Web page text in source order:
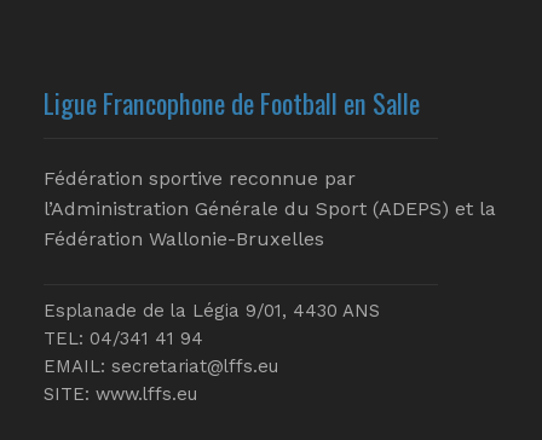
Ligue Francophone de Football en Salle
Fédération sportive reconnue par
l’Administration Générale du Sport (ADEPS) et la
Fédération Wallonie-Bruxelles
Esplanade de la Légia 9/01, 4430 ANS
TEL: 04/341 41 94
EMAIL: secretariat@lffs.eu
SITE: www.lffs.eu